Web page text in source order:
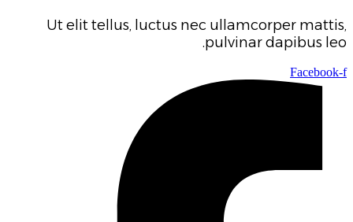
Ut elit tellus, luctus nec ullamcorper mattis,
pulvinar dapibus leo.
Facebook-f